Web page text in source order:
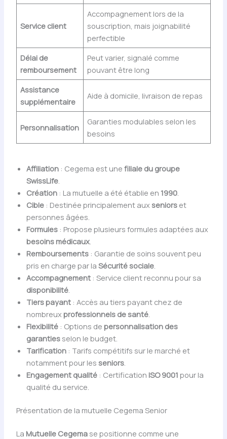
Service client
Accompagnement lors de la
souscription, mais joignabilité
perfectible
Délai de
remboursement
Peut varier, signalé comme
pouvant être long
Assistance
supplémentaire
Aide à domicile, livraison de repas
Personnalisation
Garanties modulables selon les
besoins
Affiliation: Cegema est une filiale du groupe
SwissLife.
Création: La mutuelle a été établie en 1990.
Cible: Destinée principalement aux seniorset
personnes âgées.
Formules: Propose plusieurs formules adaptées aux
besoins médicaux.
Remboursements: Garantie de soins souvent peu
pris en charge par la Sécurité sociale.
Accompagnement: Service client reconnu pour sa
disponibilité.
Tiers payant: Accès au tiers payant chez de
nombreux professionnels de santé.
Flexibilité: Options de personnalisation des
garantiesselon le budget.
Tarification: Tarifs compétitifs sur le marché et
notamment pour les seniors.
Engagement qualité: Certification ISO 9001 pour la
qualité du service.
Présentation de la mutuelle Cegema Senior
La Mutuelle Cegemase positionne comme une